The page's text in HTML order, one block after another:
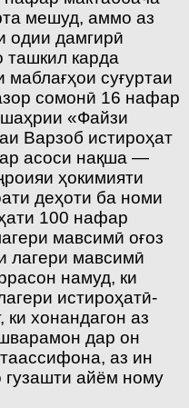
мешуд, аммо аз
одии дамгирӣ
ташкил карда
суғуртаи
сомонӣ 16 нафар
«Файзи
Варзоб истироҳат
асоси нақша —
ҳокимияти
деҳоти ба номи
100 нафар
мавсимӣ оғоз
лагери мавсимӣ
намуд, ки
истироҳатӣ-
хонандагон аз
дар он
аз ин
гузашти айём ному